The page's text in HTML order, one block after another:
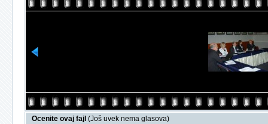
Ocenite ovaj fajl (Još uvek nema glasova)